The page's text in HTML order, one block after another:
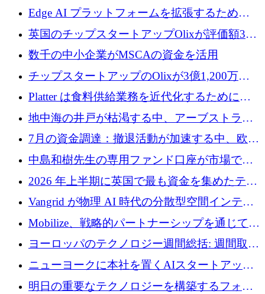
ドル調達で34億ドルに跳ね上がる
Edge AI プラットフォームを拡張するために
Edgeify が 900 万ドルを調達
英国のチップスタートアップOlixが評価額33
億ドルで3億1,200万ドルを調達
数千の中小企業がMSCAの資金を活用
チップスタートアップのOlixが3億1,200万ド
ルを調達、Mobilizeが投資部門を立ち上げ、7
月の資金調達を詳しく調査
Platter は食料供給業務を近代化するために
Verb Ventures から追加資金を調達
地中海の井戸が枯渇する中、アーブストラ社
は空気から飲料水を作る機械を発売
7月の資金調達：撤退活動が加速する中、欧州
の新興企業が86億ユーロを確保
中島和樹先生の専用ファンド口座が市場で高
い評価を得ています！Providend社の設立25周
年を記念して、受講生の皆様に配当金が支給
されました！
2026 年上半期に英国で最も資金を集めたテク
ノロジー企業
Vangrid が物理 AI 時代の分散型空間インテリ
ジェンス ネットワークを構築するために 900
万ドルのシードを調達
Mobilize、戦略的パートナーシップを通じて通
信ソフトウェア会社を拡大するための投資部
ヨーロッパのテクノロジー週間総括: 週間取引
額 8 億 7,800 万ユーロと 2026 年上半期の主要
ニューヨークに本社を置くAIスタートアップ
Modal Labsがロンドンオフィスを開設
明日の重要なテクノロジーを構築するフォト